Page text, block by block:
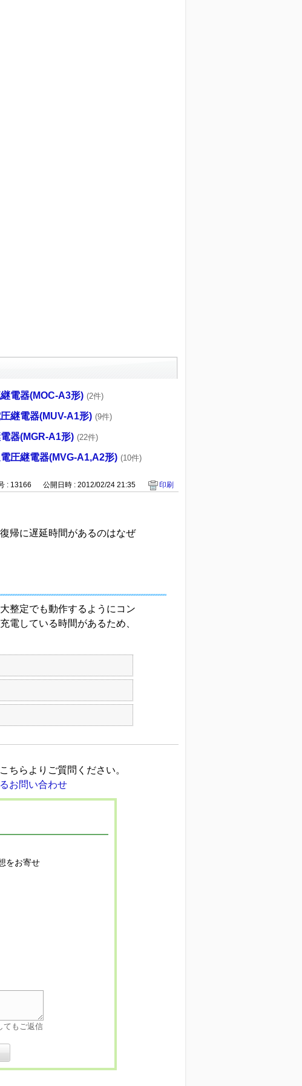
電器(MOC-A3形) (2件)
継電器(MUV-A1形) (9件)
器(MGR-A1形) (22件)
圧継電器(MVG-A1,A2形) (10件)
: 13166 公開日時 : 2012/02/24 21:35 印刷
帰に遅延時間があるのはなぜ
整定でも動作するようにコン
電している時間があるため、
ちらよりご質問ください。
をお寄せ
てもご返信